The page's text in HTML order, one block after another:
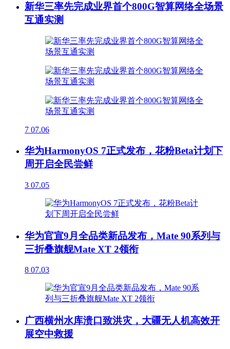
新华三率先完成业界首个800G智算网络全场景
互通实测
7 07.06
华为HarmonyOS 7正式发布，花粉Beta计划下
周开启全民尝鲜
3 07.05
华为官宣9月全品类新品发布，Mate 90系列与
三折叠旗舰Mate XT 2领衔
8 07.03
广西横州水库溃口致洪灾，大疆无人机高效开
展空中救援